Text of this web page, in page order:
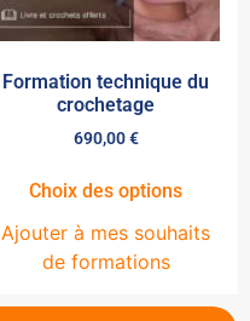
Formation technique du
crochetage
690,00€
Choix des options
Ajouter à mes souhaits
de formations